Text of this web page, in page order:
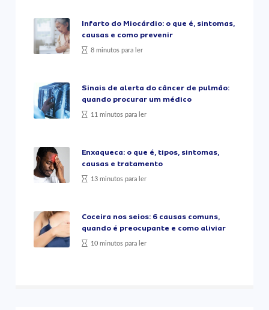
Infarto do Miocárdio: o que é, sintomas,
causas e como prevenir
8 minutos para ler
Sinais de alerta do câncer de pulmão:
quando procurar um médico
11 minutos para ler
Enxaqueca: o que é, tipos, sintomas,
causas e tratamento
13 minutos para ler
Coceira nos seios: 6 causas comuns,
quando é preocupante e como aliviar
10 minutos para ler